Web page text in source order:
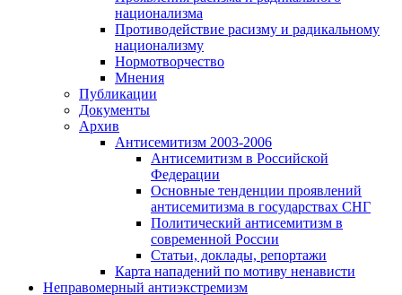
национализма
Противодействие расизму и радикальному
национализму
Нормотворчество
Мнения
Публикации
Документы
Архив
Антисемитизм 2003-2006
Антисемитизм в Российской
Федерации
Основные тенденции проявлений
антисемитизма в государствах СНГ
Политический антисемитизм в
современной России
Статьи, доклады, репортажи
Карта нападений по мотиву ненависти
Неправомерный антиэкстремизм